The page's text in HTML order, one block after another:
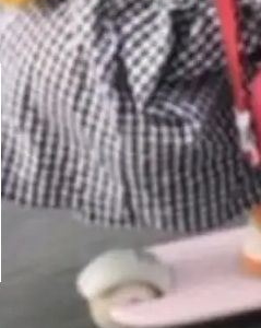
提升的需求。
据安全要求较...
算力时代下，
利用，以及持
信服AI算力网关
治理和成本治
都看得清、管
！ 一、从现在开
宣布离职。 他
Sanjay Ghema
Dean 二十多
Bigtable 的共同
核心成员，Se
以及 Oriol Vin
：界面
索增强
智能体，这一轮
三件事一次补
是杭州无
能体——一位全
求、规划步
台，curl 一行
GitCode · GitHu
macOS / Linu
macOS / Linu
solon.noea
Coding
）
与价值 在软件工
资产的主要载
十万乃至数百万
可承载的上下
张与代码历史的
接口契约、业
乃至数百个文
法工程
案件：北京一
自己接的私活腾
门的全部核心